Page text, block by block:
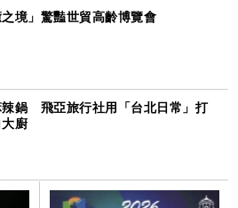
境」驚豔世貿高齡博覽會
辣鍋 飛亞旅行社用「台北日常」打
廚